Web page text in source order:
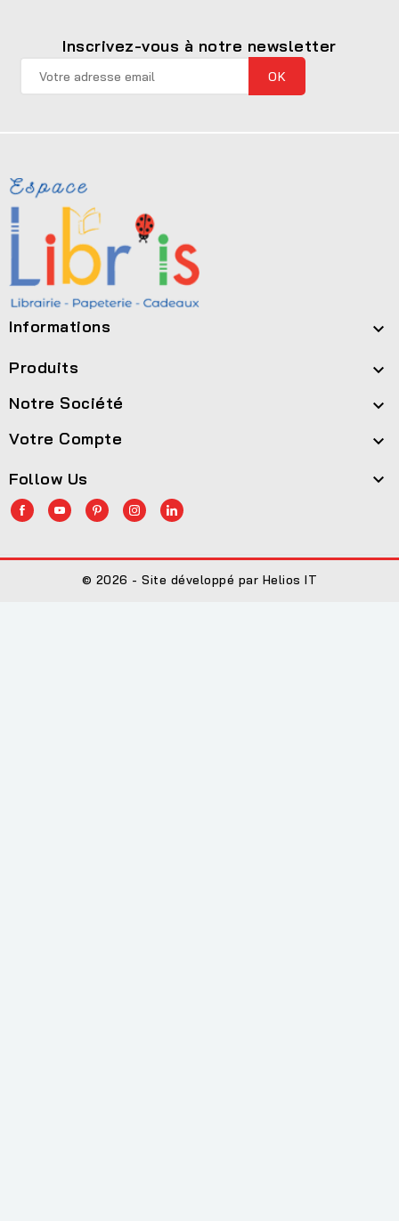
Inscrivez-vous à notre newsletter
Informations 
Produits 
Notre Société 
Votre Compte 
Follow Us 
© 2026 - Site développé par Helios IT